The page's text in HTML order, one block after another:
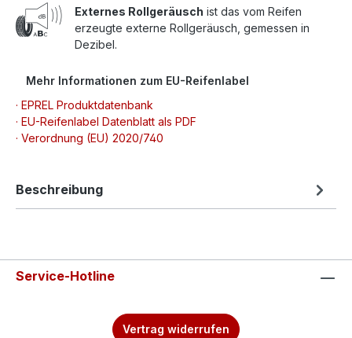
Externes Rollgeräusch ist das vom Reifen
erzeugte externe Rollgeräusch, gemessen in
Dezibel.
Mehr Informationen zum EU-Reifenlabel
· EPREL Produktdatenbank
· EU-Reifenlabel Datenblatt als PDF
· Verordnung (EU) 2020/740
Beschreibung
Service-Hotline
Vertrag widerrufen